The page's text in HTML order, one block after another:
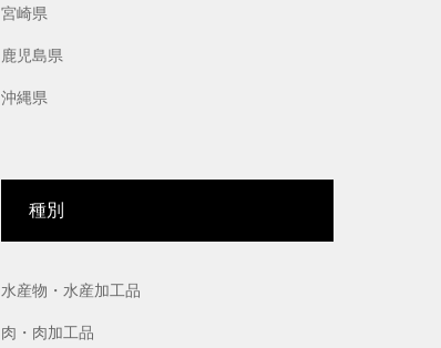
宮崎県
鹿児島県
沖縄県
種別
水産物・水産加工品
肉・肉加工品